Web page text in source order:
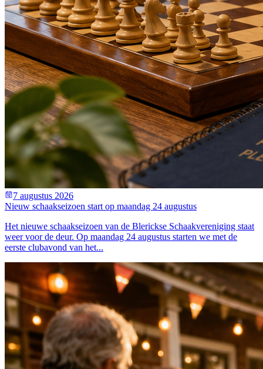
7 augustus 2026
Nieuw schaakseizoen start op maandag 24 augustus
Het nieuwe schaakseizoen van de Blerickse Schaakvereniging staat
weer voor de deur. Op maandag 24 augustus starten we met de
eerste clubavond van het...